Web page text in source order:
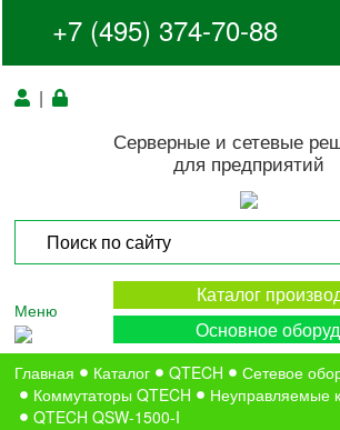
+7 (495) 374-70-88
|
Серверные и сетевые
для предприятий
Меню
Каталог
Основное
Главная Каталог QTECH
Сетевое
Коммутаторы QTECH
Неуправляемые
QTECH QSW-1500-I